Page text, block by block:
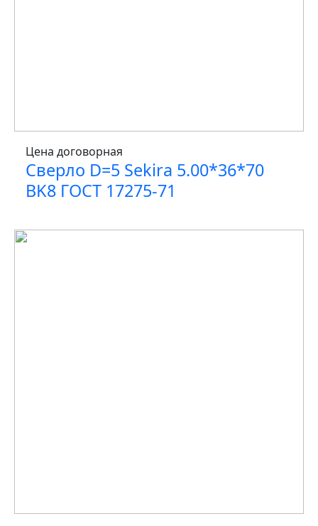
Цена договорная
Сверло D=5 Sekira 5.00*36*70
BK8 ГОСТ 17275-71